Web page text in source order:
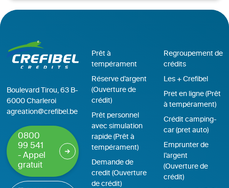
Boulevard Tirou, 63 B-
6000 Charleroi
agreation@crefibel.be
0800
99 541
- Appel
gratuit
Prêt à
tempérament
Réserve d’argent
(Ouverture de
crédit)
Prêt personnel
avec simulation
rapide (Prêt à
tempérament)
Demande de
credit (Ouverture
de crédit)
Regroupement de
crédits
Les + Crefibel
Pret en ligne (Prêt
à tempérament)
Crédit camping-
car (pret auto)
Emprunter de
l’argent
(Ouverture de
crédit)